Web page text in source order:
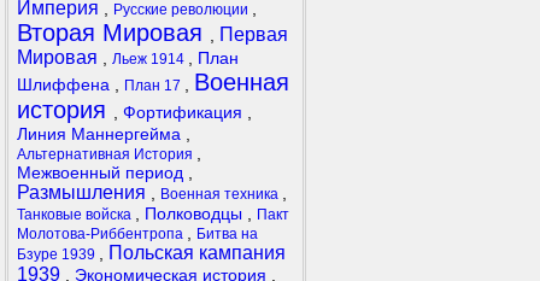
Империя
Русские революции
Вторая Мировая
Первая
Мировая
Льеж 1914
План
Шлиффена
План 17
Военная
история
Фортификация
Линия Маннергейма
Альтернативная История
Межвоенный период
Размышления Военная техника
Танковые войска Полководцы
Пакт
Молотова-Риббентропа
Битва на
Бзуре 1939
Польская кампания
1939
Экономическая история